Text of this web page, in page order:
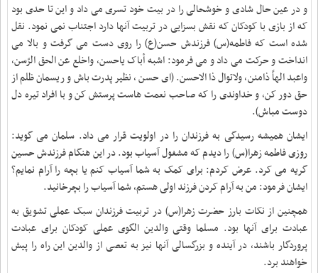
و در عین حال شادی و خوشحالی را در بیت خود تسری می داد و این تا حدی بود
که از بازی با کودکان که نقش بسزایی در تربیت آنها دارد اجتناب نمی نمود. نقل
شده است که فاطمه(س) فرزندش حسن(ع) را روی دست می گرفت و بالا می
انداخت و حرکت می داد و می فرمود: اشبه أباک یاحسن، واخلع عن الحق الرّسن،
واعبد الهاً ذامنن، ولاتوال ذا الاحسن. (ای حسن ، نظیر پدرت باش و ریسمان ظلم از
حق دور کن، و خداوندی را که صاحب نعمت هاست پرستش کن و با افراد تیره دل
دوست مباش).
ایشان همیشه رسیدگی به فرزندان را در اولویت قرار می داد. سلمان می گوید:
روزی فاطمه زهرا(س) را دیدم که مشغول آسیاب بود. در این هنگام فرزندش حسین
گریه می کرد. عرض کردم: برای کمک به شما آسیاب کنم یا بچه را آرام نمایم؟
ایشان فرمود: من به آرام کردن فرزند اولی هستم، شما آسیاب را بچرخانید.
همچنین از نکات بارز حضرت زهرا(س) در تربیت فرزندان سبک عملی تشویق به
عبادت برای آنها بود. مسلما وقتی والدین الگوی عملی کودکان برای عبادت
پروردگار باشند، در آینده و بزرگسالی آنها نیز به تعصی از والدین این راه را پیش
خواهند برد.